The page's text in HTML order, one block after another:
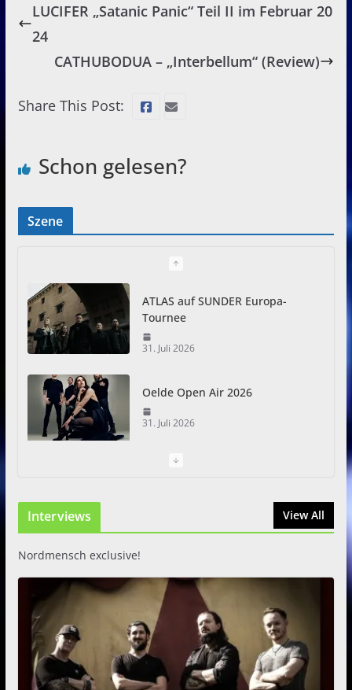
LUCIFER „Satanic Panic“ Teil II im Februar 20
24
CATHUBODUA – „Interbellum“ (Review)
Share This Post:
Schon gelesen?
Szene
ATLAS auf SUNDER Europa-
Tournee
31. Juli 2026
Oelde Open Air 2026
31. Juli 2026
I Prevail – Violent Nature
Interviews View All
Nordmensch exclusive!